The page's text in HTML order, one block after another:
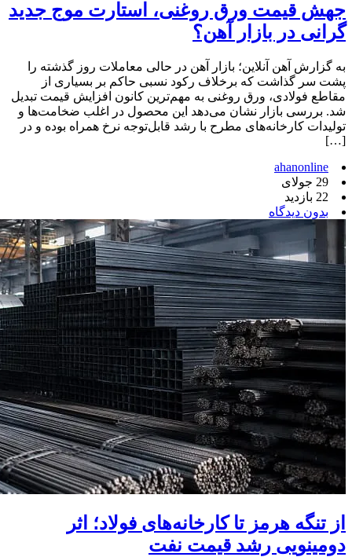
جهش قیمت ورق روغنی، استارت موج جدید
گرانی در بازار آهن؟
به گزارش آهن آنلاین؛ بازار آهن در حالی معاملات روز گذشته را
پشت سر گذاشت که برخلاف رکود نسبی حاکم بر بسیاری از
مقاطع فولادی، ورق روغنی به مهم‌ترین کانون افزایش قیمت تبدیل
شد. بررسی بازار نشان می‌دهد این محصول در اغلب ضخامت‌ها و
تولیدات کارخانه‌های مطرح با رشد قابل‌توجه نرخ همراه بوده و در
[…]
ahanonline
29 جولای
22 بازدید
بدون دیدگاه
از تنگه هرمز تا کارخانه‌های فولاد؛ اثر
دومینویی رشد قیمت نفت